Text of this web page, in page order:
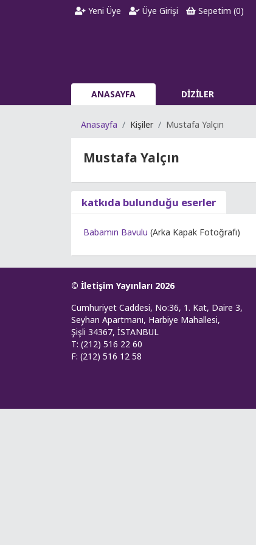
Yeni Üye Üye Girişi Sepetim (0)
ANASAYFA DİZİLER
Anasayfa Kişiler Mustafa Yalçın
Mustafa Yalçın
katkıda bulunduğu eserler
Babamın Bavulu (Arka Kapak Fotoğrafı)
© İletişim Yayınları 2026
Cumhuriyet Caddesi, No:36, 1. Kat, Daire 3,
Seyhan Apartmanı, Harbiye Mahallesi,
Şişli 34367, İSTANBUL
T: (212) 516 22 60
F: (212) 516 12 58